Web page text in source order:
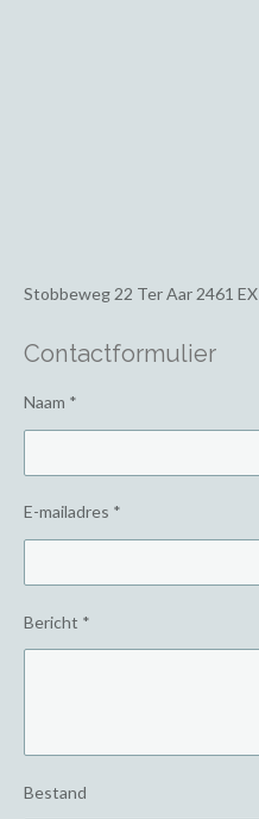
Stobbeweg 22 Ter Aar 2461 EX
Contactformulier
Naam *
E-mailadres *
Bericht *
Bestand